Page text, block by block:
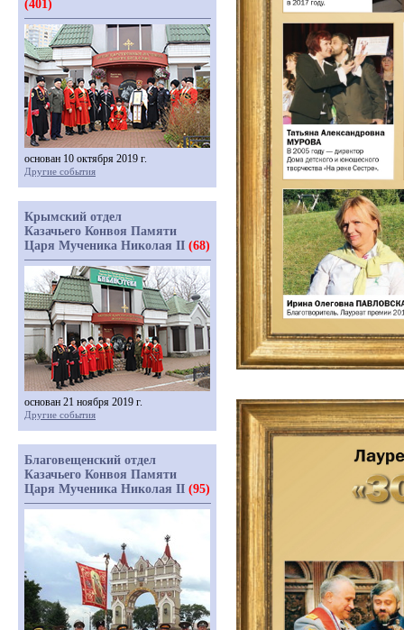
(401)
основан 10 октября 2019 г.
Другие события
Крымский отдел
Казачьего Конвоя Памяти
Царя Мученика Николая II (68)
основан 21 ноября 2019 г.
Другие события
Благовещенский отдел
Казачьего Конвоя Памяти
Царя Мученика Николая II (95)